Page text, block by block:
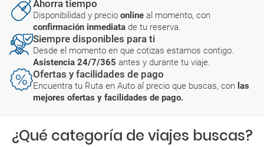
Ahorra tiempo
Disponibilidad y precio online al momento, con
confirmación inmediata de tu reserva.
Siempre disponibles para ti
Desde el momento en que cotizas estamos contigo.
Asistencia 24/7/365 antes y durante tu viaje.
Ofertas y facilidades de pago
Encuentra tu Ruta en Auto al precio que buscas, con las
mejores ofertas y facilidades de pago.
¿Qué categoría de viajes buscas?